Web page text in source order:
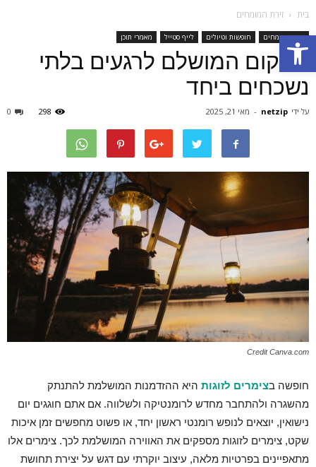
Open toolbar
בית זירת המומחים
זירת המומחים חופשות וטיולים לייף סטייל מאמרי תוכן
המקום המושלם לרגעים בלתי
נשכחים ביחד
על ידי netzip
- מאי 21, 2025 0 298
Credit Canva.com
חופשה בצימרים לזוגות היא ההזדמנות המושלמת להתנתק
מהשגרה ולהתחבר מחדש לרומנטיקה ולשלווה. אם אתם חוגגים יום
נישואין, יוצאים לנופש רומנטי ראשון יחד, או פשוט מחפשים זמן איכות
שקט, צימרים לזוגות מספקים את האווירה המושלמת לכך. צימרים אלו
מתאפיינים בפרטיות מלאה, עיצוב יוקרתי עם דגש על יצירת תחושת